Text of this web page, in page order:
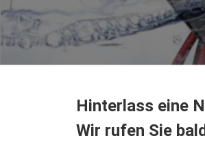
Hinterlass eine
Wir rufen Sie